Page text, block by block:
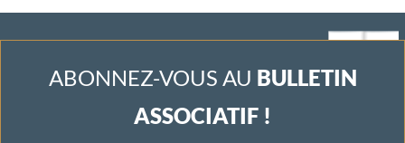
ABONNEZ-VOUS AU BULLETIN
ASSOCIATIF !